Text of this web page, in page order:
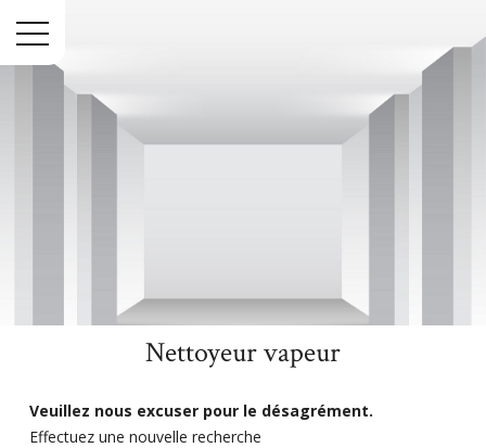
Bricolage Nettoyage Nettoyeur vapeur
Nettoyeur vapeur
Veuillez nous excuser pour le désagrément.
Effectuez une nouvelle recherche